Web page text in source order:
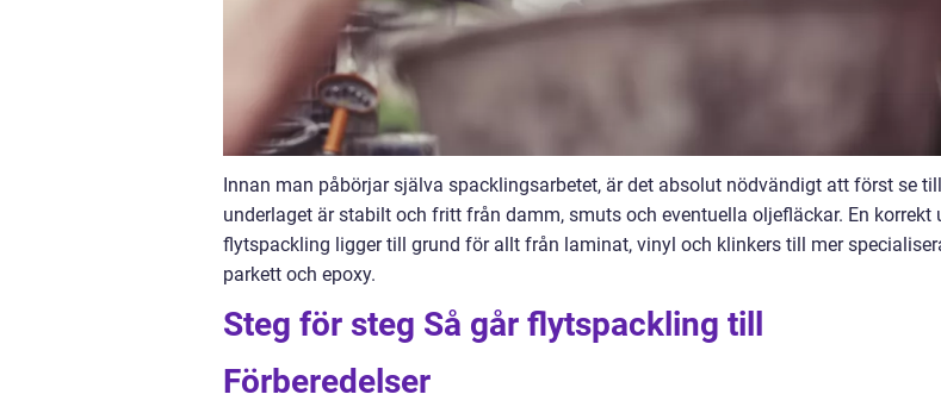
Innan man påbörjar själva spacklingsarbetet, är det absolut nödvändigt att först se
underlaget är stabilt och fritt från damm, smuts och eventuella oljefläckar. En korrekt
flytspackling ligger till grund för allt från laminat, vinyl och klinkers till mer
parkett och epoxy.
Steg för steg Så går flytspackling till
Förberedelser